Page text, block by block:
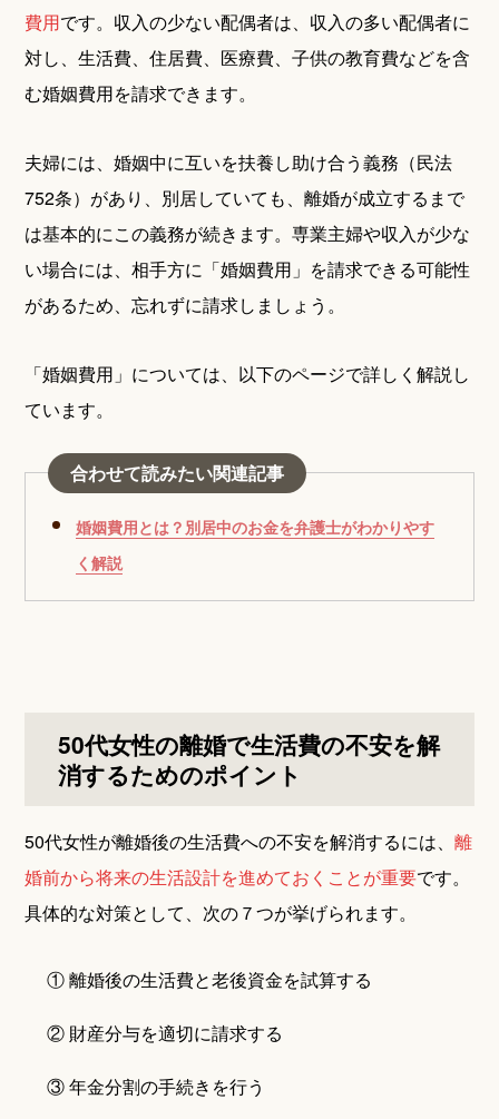
費用です。収入の少ない配偶者は、収入の多い配偶者に
対し、生活費、住居費、医療費、子供の教育費などを含
む婚姻費用を請求できます。
夫婦には、婚姻中に互いを扶養し助け合う義務（民法
752条）があり、別居していても、離婚が成立するまで
は基本的にこの義務が続きます。専業主婦や収入が少な
い場合には、相手方に「婚姻費用」を請求できる可能性
があるため、忘れずに請求しましょう。
「婚姻費用」については、以下のページで詳しく解説し
ています。
合わせて読みたい関連記事
婚姻費用とは？別居中のお金を弁護士がわかりやす
く解説
50代女性の離婚で生活費の不安を解
消するためのポイント
50代女性が離婚後の生活費への不安を解消するには、離
婚前から将来の生活設計を進めておくことが重要です。
具体的な対策として、次の７つが挙げられます。
① 離婚後の生活費と老後資金を試算する
② 財産分与を適切に請求する
③ 年金分割の手続きを行う